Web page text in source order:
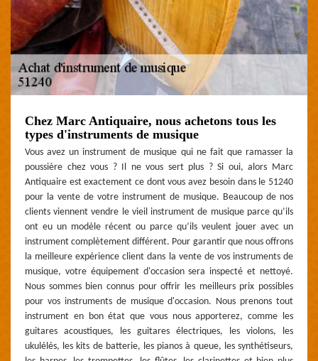
Chez Marc Antiquaire, nous achetons tous les
types d'instruments de musique
Vous avez un instrument de musique qui ne fait que ramasser la
poussière chez vous ? Il ne vous sert plus ? Si oui, alors Marc
Antiquaire est exactement ce dont vous avez besoin dans le 51240
pour la vente de votre instrument de musique. Beaucoup de nos
clients viennent vendre le vieil instrument de musique parce qu’ils
ont eu un modèle récent ou parce qu’ils veulent jouer avec un
instrument complètement différent. Pour garantir que nous offrons
la meilleure expérience client dans la vente de vos instruments de
musique, votre équipement d'occasion sera inspecté et nettoyé.
Nous sommes bien connus pour offrir les meilleurs prix possibles
pour vos instruments de musique d'occasion. Nous prenons tout
instrument en bon état que vous nous apporterez, comme les
guitares acoustiques, les guitares électriques, les violons, les
ukulélés, les kits de batterie, les pianos à queue, les synthétiseurs,